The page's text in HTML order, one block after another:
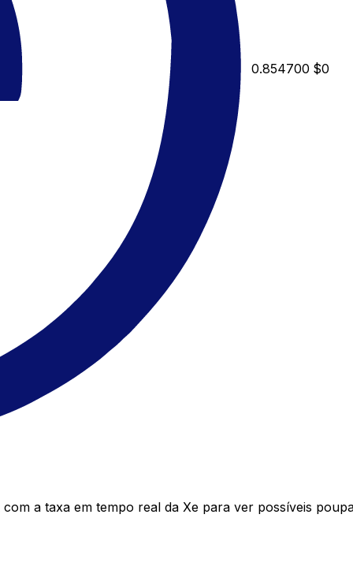
0.854700 $0
a taxa em tempo real da Xe para ver possíveis